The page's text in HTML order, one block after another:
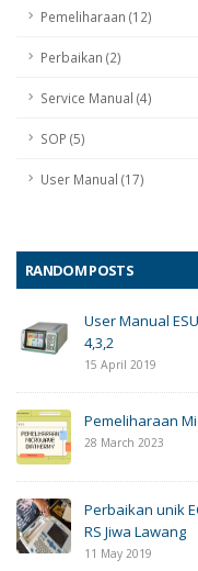
Pemeliharaan (12)
Perbaikan (2)
Service Manual (4)
SOP (5)
User Manual (17)
RANDOM POSTS
User Manual
4,3,2
15 April 2019
Pemeliharaan
28 March 2023
Perbaikan unik
RS Jiwa Lawang
11 May 2019